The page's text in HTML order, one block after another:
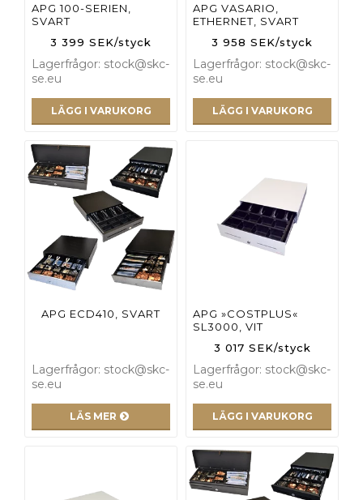
APG 100-SERIEN,
SVART
3 399 SEK/styck
Lagerfrågor: stock@skc-
se.eu
LÄGG I VARUKORG
APG VASARIO,
ETHERNET, SVART
3 958 SEK/styck
Lagerfrågor: stock@skc-
se.eu
LÄGG I VARUKORG
APG ECD410, SVART
Lagerfrågor: stock@skc-
se.eu
LÄS MER
APG »COSTPLUS«
SL3000, VIT
3 017 SEK/styck
Lagerfrågor: stock@skc-
se.eu
LÄGG I VARUKORG